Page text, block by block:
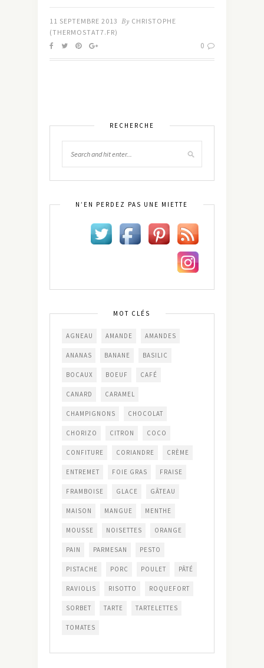
11 SEPTEMBRE 2013 By CHRISTOPHE
(THERMOSTAT7.FR)
0
RECHERCHE
N’EN PERDEZ PAS UNE MIETTE
MOT CLÉS
AGNEAU AMANDE AMANDES
ANANAS BANANE BASILIC
BOCAUX BOEUF CAFÉ
CANARD CARAMEL
CHAMPIGNONS CHOCOLAT
CHORIZO CITRON COCO
CONFITURE CORIANDRE CRÈME
ENTREMET FOIE GRAS FRAISE
FRAMBOISE GLACE GÂTEAU
MAISON MANGUE MENTHE
MOUSSE NOISETTES ORANGE
PAIN PARMESAN PESTO
PISTACHE PORC POULET PÂTÉ
RAVIOLIS RISOTTO ROQUEFORT
SORBET TARTE TARTELETTES
TOMATES